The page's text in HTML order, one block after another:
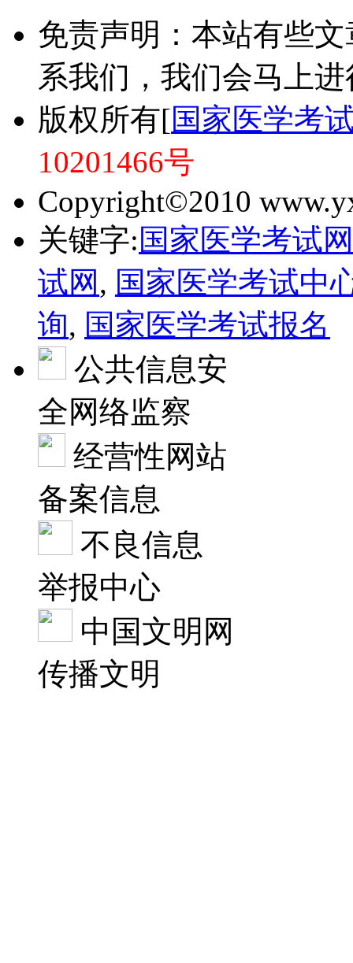
免责声明：本站有些
系我们，我们会马上
版权所有[国家医学考
10201466号
Copyright©2010
关键字:国家医学考试网
试网 , 国家医学考试中
询, 国家医学考试报名
公共信息安
全网络监察
经营性网站
备案信息
不良信息
举报中心
中国文明网
传播文明